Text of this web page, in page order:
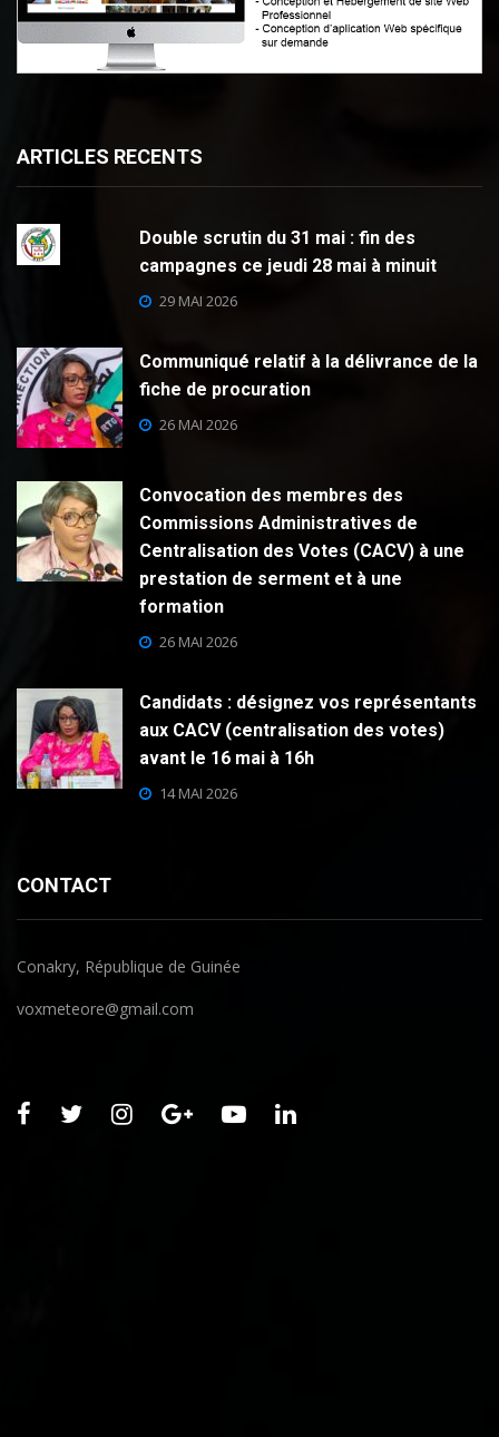
ARTICLES RECENTS
Double scrutin du 31 mai : fin des
campagnes ce jeudi 28 mai à minuit
29 MAI 2026
Communiqué relatif à la délivrance de la
fiche de procuration
26 MAI 2026
Convocation des membres des
Commissions Administratives de
Centralisation des Votes (CACV) à une
prestation de serment et à une
formation
26 MAI 2026
Candidats : désignez vos représentants
aux CACV (centralisation des votes)
avant le 16 mai à 16h
14 MAI 2026
CONTACT
Conakry, République de Guinée
voxmeteore@gmail.com